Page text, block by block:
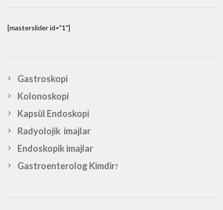
[masterslider id="1"]
Gastroskopi
Kolonoskopi
Kapsül Endoskopi
Radyolojik imajlar
Endoskopik imajlar
Gastroenterolog Kimdir?